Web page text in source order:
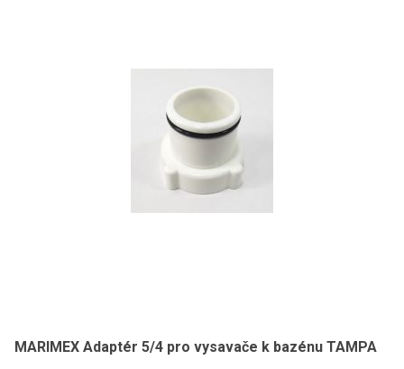
MARIMEX Adaptér 5/4 pro vysavače k bazénu TAMPA